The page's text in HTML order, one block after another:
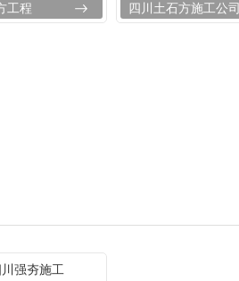
工程 四川土石方施工公司